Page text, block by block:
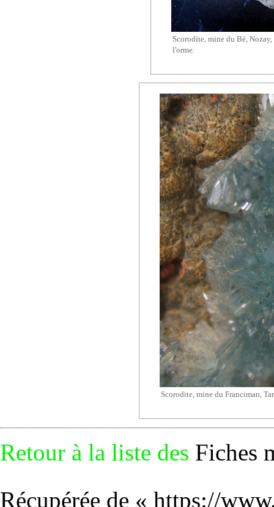
Scorodite, mine du Bé,
l'orme.
Scorodite, mine du Franciman,
Retour à la liste des Fiches
Récupérée de « https://